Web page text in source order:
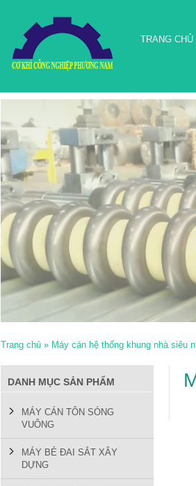
TRANG CHỦ
Trang chủ » Máy cán hệ thống khung nhà siêu
DANH MỤC SẢN PHẨM
MÁY CÁN TÔN SÓNG
VUÔNG
MÁY BẺ ĐAI SẮT XÂY
DỰNG